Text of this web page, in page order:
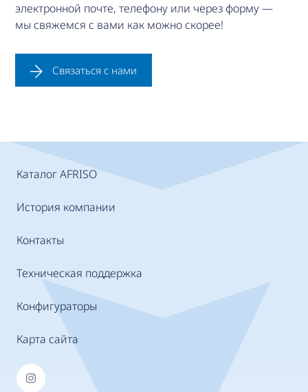
электронной почте, телефону или через форму —
мы свяжемся с вами как можно скорее!
Связаться с нами
Каталог AFRISO
История компании
Контакты
Техническая поддержка
Конфигураторы
Карта сайта